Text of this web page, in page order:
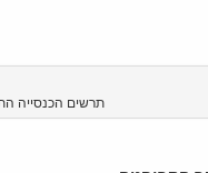
תרשים הכנסייה